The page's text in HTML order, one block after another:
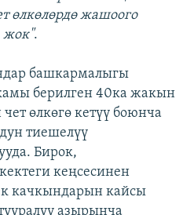
өлкөлөрдө жашоого
жок".
башкармалыгы
берилген 40ка жакын
өлкөгө кетүү боюнча
тиешелүү
Бирок,
кеңсесинен
качкындарын кайсы
азырынча